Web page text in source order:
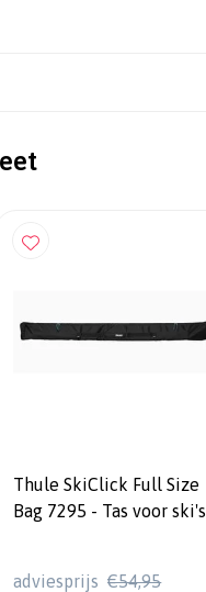
Thule SkiClick Full Size
Bag 7295 - Tas voor ski's
adviesprijs €54,95